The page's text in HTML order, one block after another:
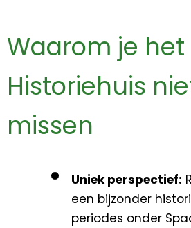
Waarom je het
Historiehuis
missen
Uniek perspectief:
een bijzonder
periodes onder